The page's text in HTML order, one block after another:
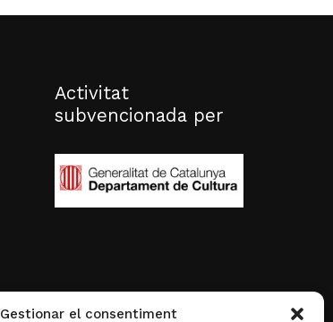
Gestionar el consentiment
Activitat
subvencionada per